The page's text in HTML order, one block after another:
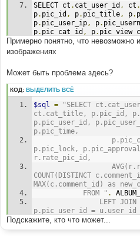
SELECT ct . cat_user_id , ct .
p. pic_id , p. pic_title , p.
p. pic_user_ip , p.
p. pic_cat_id , p.
p. pic_approval , u.user_id
AVG(r.
phpbb_users AS u ON p
JOIN phpbb_album_rate AS
r.rate_pic_id LEFT JOIN
p.pic_id = c.
AS ct ON p. pic_cat_id =
IN ( 5 ) AND p . pic_approval
BY LIMIT 12
Line
999
File : .../ phpBB /album_mod
Примерно понятно, что
изображениях
Может быть проблема здесь?
КОД: ВЫДЕЛИТЬ ВСЁ
$sql =
"SELECT
ct.cat_title, p.pic_id,
p.pic_user_id,
p.pic_time,
p.pic_lock,
r.rate_pic_id,
COUNT(DISTINCT
MAX(c.comment_id) as
			FROM "
.
LEFT JOIN
p.pic_user_id = u.user_id
LEFT JOIN
ON p.pic_id =
Подскажите, кто что может...